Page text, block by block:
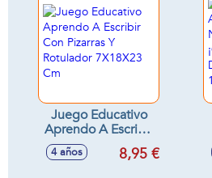
Juego Educativo
Aprendo A Escribir
Con Pizarras Y
Rotulador 7X18X23
4 años 8,95 €